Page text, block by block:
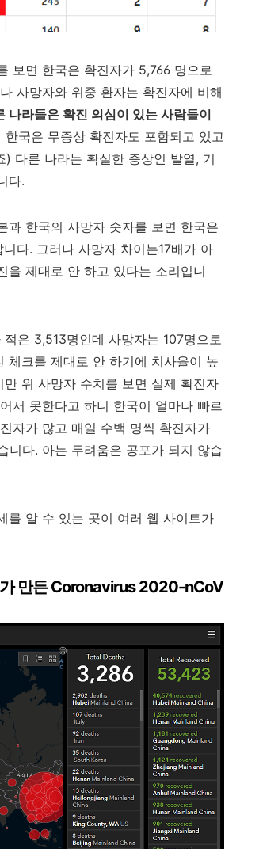
보면 한국은 확진자가 5,766 명으로
사망자와 위중 환자는 확진자에 비해
나라들은 확진 의심이 있는 사람들이
한국은 무증상 확진자도 포함되고 있고
다른 나라는 확실한 증상인 발열, 기
다.
과 한국의 사망자 숫자를 보면 한국은
다. 그러나 사망자 차이는17배가 아
을 제대로 안 하고 있다는 소리입니
은 3,513명인데 사망자는 107명으로
체크를 제대로 안 하기에 치사율이 높
위 사망자 수치를 보면 실제 확진자
서 못한다고 하니 한국이 얼마나 빠르
자가 많고 매일 수백 명씩 확진자가
니다. 아는 두려움은 공포가 되지 않습
를 알 수 있는 곳이 여러 웹 사이트가
만든Coronavirus 2020-nCoV